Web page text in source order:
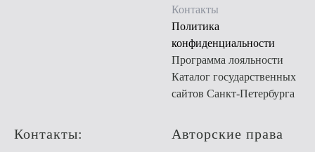
Контакты
Политика
конфиденциальности
Программа лояльности
Каталог государственных
сайтов Санкт-Петербурга
Контакты: Авторские права